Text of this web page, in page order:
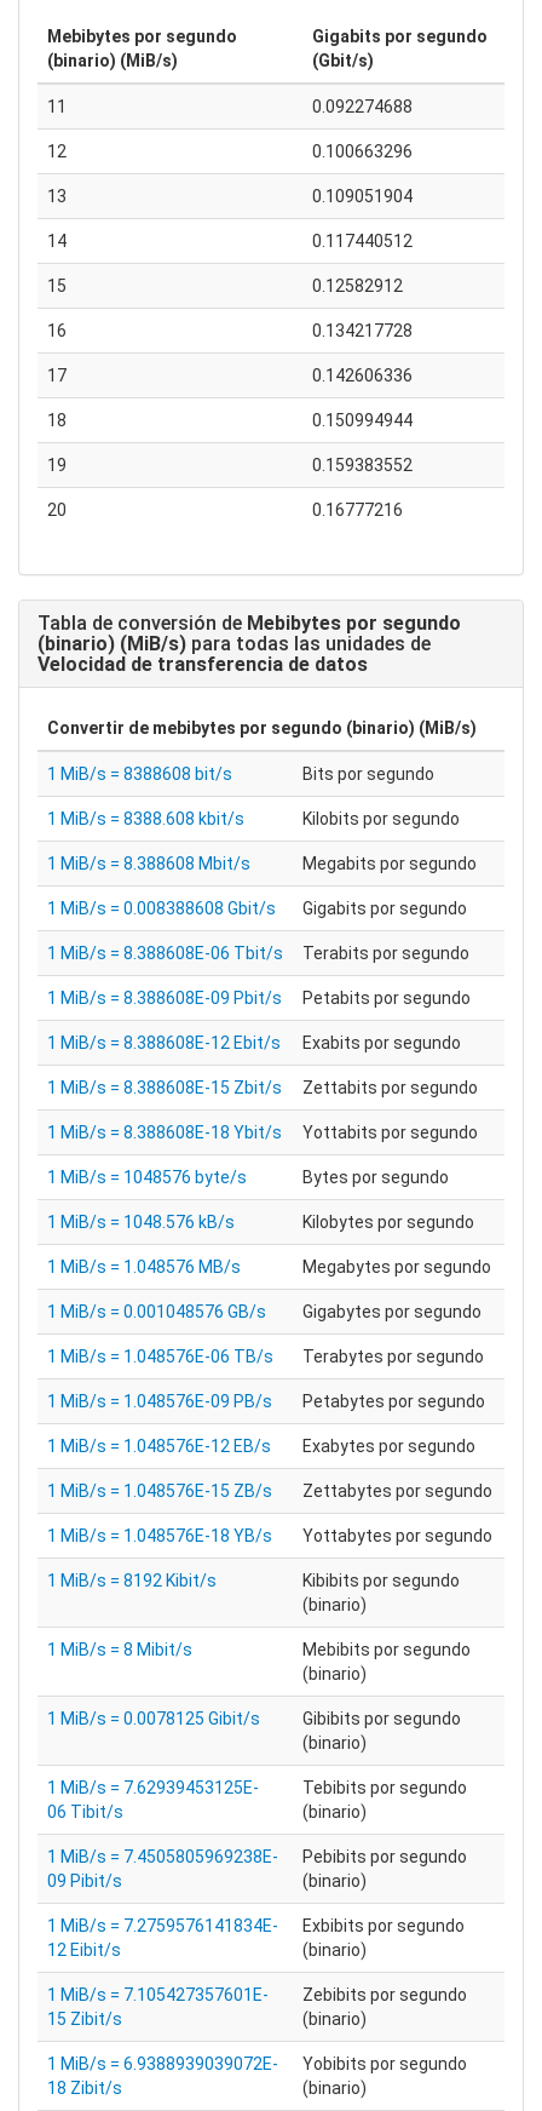
Mebibytes por segundo
(binario) (MiB/s)
Gigabits por segundo
(Gbit/s)
11 0.092274688
12 0.100663296
13 0.109051904
14 0.117440512
15 0.12582912
16 0.134217728
17 0.142606336
18 0.150994944
19 0.159383552
20 0.16777216
Tabla de conversión de Mebibytes por segundo
(binario) (MiB/s) para todas las unidades de
Velocidad de transferencia de datos
Convertir de mebibytes por segundo (binario) (MiB/s)
1 MiB/s = 8388608 bit/s Bits por segundo
1 MiB/s = 8388.608 kbit/s Kilobits por segundo
1 MiB/s = 8.388608 Mbit/s Megabits por segundo
1 MiB/s = 0.008388608 Gbit/s Gigabits por segundo
1 MiB/s = 8.388608E-06 Tbit/s Terabits por segundo
1 MiB/s = 8.388608E-09 Pbit/s Petabits por segundo
1 MiB/s = 8.388608E-12 Ebit/s Exabits por segundo
1 MiB/s = 8.388608E-15 Zbit/s Zettabits por segundo
1 MiB/s = 8.388608E-18 Ybit/s Yottabits por segundo
1 MiB/s = 1048576 byte/s Bytes por segundo
1 MiB/s = 1048.576 kB/s Kilobytes por segundo
1 MiB/s = 1.048576 MB/s Megabytes por segundo
1 MiB/s = 0.001048576 GB/s Gigabytes por segundo
1 MiB/s = 1.048576E-06 TB/s Terabytes por segundo
1 MiB/s = 1.048576E-09 PB/s Petabytes por segundo
1 MiB/s = 1.048576E-12 EB/s Exabytes por segundo
1 MiB/s = 1.048576E-15 ZB/s Zettabytes por segundo
1 MiB/s = 1.048576E-18 YB/s Yottabytes por segundo
1 MiB/s = 8192 Kibit/s
Kibibits por segundo
(binario)
1 MiB/s = 8 Mibit/s
Mebibits por segundo
(binario)
1 MiB/s = 0.0078125 Gibit/s
Gibibits por segundo
(binario)
1 MiB/s = 7.62939453125E-
06 Tibit/s
Tebibits por segundo
(binario)
1 MiB/s = 7.4505805969238E-
09 Pibit/s
Pebibits por segundo
(binario)
1 MiB/s = 7.2759576141834E-
12 Eibit/s
Exbibits por segundo
(binario)
1 MiB/s = 7.105427357601E-
15 Zibit/s
Zebibits por segundo
(binario)
1 MiB/s = 6.9388939039072E-
18 Zibit/s
Yobibits por segundo
(binario)